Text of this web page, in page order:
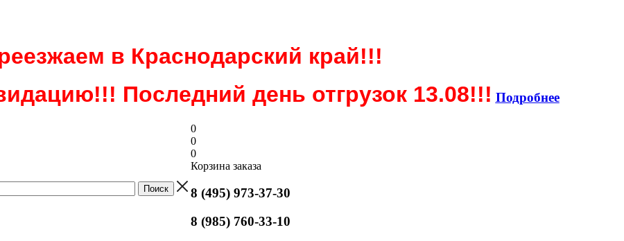
в Краснодарский край!!!
Последний день отгрузок 13.08!!! Подробнее
0
0
0
Корзина заказа
8 (495) 973-37-30
8 (985) 760-33-10